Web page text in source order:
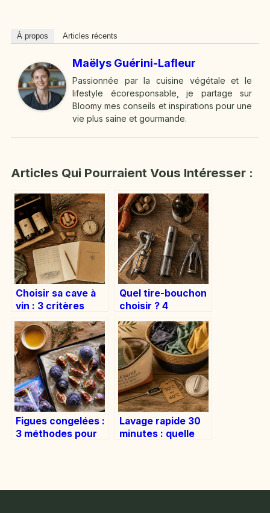
À propos Articles récents
Maëlys Guérini-Lafleur
Passionnée par la cuisine végétale et le
lifestyle écoresponsable, je partage sur
Bloomy mes conseils et inspirations pour une
vie plus saine et gourmande.
Articles Qui Pourraient Vous Intéresser :
Choisir sa cave à
vin : 3 critères
techniques pour
garantir la garde
de vos crus
Quel tire-bouchon
choisir ? 4
mécanismes
essentiels pour
ouvrir vos
bouteilles sans
casse
Figues congelées :
3 méthodes pour
Lavage rapide 30
minutes : quelle